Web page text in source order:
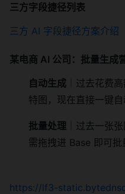
三方字段捷径列表
三方 AI 字段捷径方案介绍
某电商 AI 公司：批量生成
自动生成 ｜过去花费
特图，现在直接一键
批量处理 ｜过去一张
需拖拽进 Base 即可批
https://lf3-